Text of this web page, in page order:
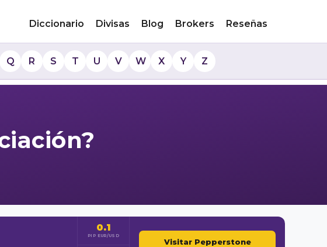
Diccionario Divisas Blog Brokers Reseñas
Q R S T U V W X Y Z
0.1
PIP EUR/USD
Visitar Pepperstone